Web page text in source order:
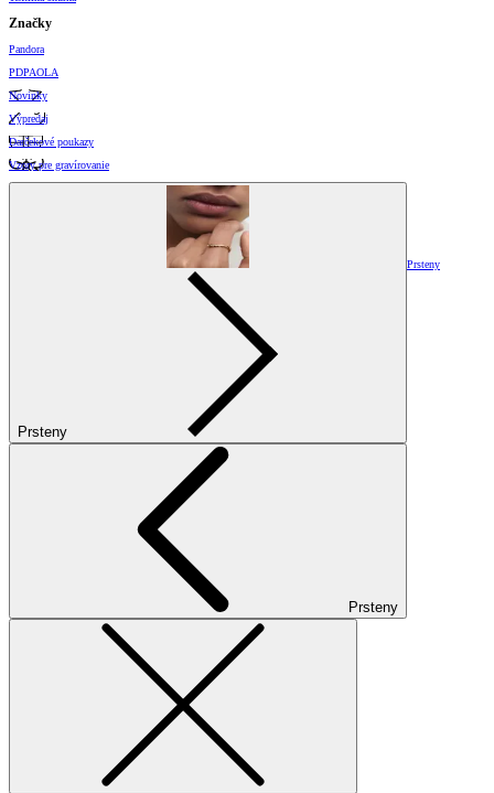
Značky
Pandora
PDPAOLA
Novinky
Výpredaj
Darčekové poukazy
Vzory pre gravírovanie
Prsteny
Prsteny
Prsteny